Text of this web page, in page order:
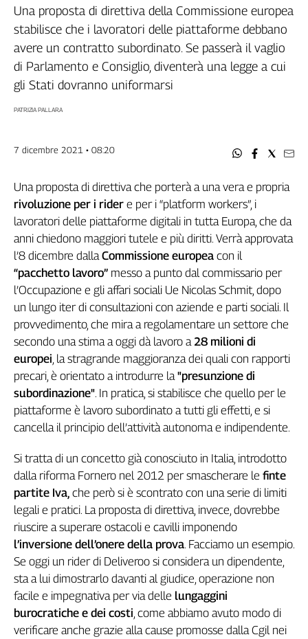
Fillea
Filt
Fisac
Flai
Flc
Fp
Slc
Inca
Caaf
Speciali
G8
di
Genova,
sangue
della
ragione
120
anni
Cgil
Collettiva
Academy
Play
Rubriche
Collettiva
Talk
La
settimana
Collettiva
Girasoli
Il
Sassolino
Linea
Una proposta di direttiva della Commissione europea
stabilisce che i lavoratori delle piattaforme debbano
avere un contratto subordinato. Se passerà il vaglio
di Parlamento e Consiglio, diventerà una legge a cui
gli Stati dovranno uniformarsi
PATRIZIA PALLARA
7 dicembre 2021 • 08:20
Una proposta di direttiva che porterà a una vera e propria
rivoluzione per i rider e per i “platform workers”, i
lavoratori delle piattaforme digitali in tutta Europa, che da
anni chiedono maggiori tutele e più diritti. Verrà approvata
l’8 dicembre dallaCommissione europea con il
“pacchetto lavoro” messo a punto dal commissario per
l’Occupazione e gli affari sociali Ue Nicolas Schmit, dopo
un lungo iter di consultazioni con aziende e parti sociali. Il
provvedimento, che mira a regolamentare un settore che
secondo una stima a oggi dà lavoro a 28 milioni di
europei, la stragrande maggioranza dei quali con rapporti
precari, è orientato a introdurre la"presunzione di
subordinazione". In pratica, si stabilisce che quello per le
piattaforme è lavoro subordinato a tutti gli effetti, e si
cancella il principio dell’attività autonoma e indipendente.
Si tratta di un concetto già conosciuto in Italia, introdotto
dalla riforma Fornero nel 2012 per smascherare le finte
partite Iva, che però si è scontrato con una serie di limiti
legali e pratici. La proposta di direttiva, invece, dovrebbe
riuscire a superare ostacoli e cavilli imponendo
l’inversione dell’onere della prova. Facciamo un esempio.
Se oggi un rider di Deliveroo si considera un dipendente,
sta a lui dimostrarlo davanti al giudice, operazione non
facile e impegnativa per via delle lungaggini
burocratiche e dei costi, come abbiamo avuto modo di
verificare anche grazie alla cause promosse dalla Cgil nei